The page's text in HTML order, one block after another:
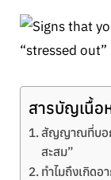
สารบัญเนื้อ
สัญญาณที่บอก
สะสม”
ทำไมถึงเกิดอ